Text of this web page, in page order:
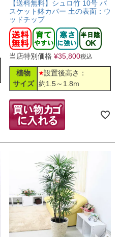
【送料無料】シュロ竹 10号 バ
スケット鉢カバー 土の表面：ウ
ッドチップ
当店特別価格 ¥35,800税込
植物
サイズ
設置後高さ：
約1.5～1.8m